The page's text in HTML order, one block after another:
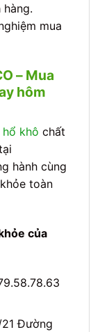
mua
– Mua
hôm
khô chất
hành cùng
toàn
của
Đường